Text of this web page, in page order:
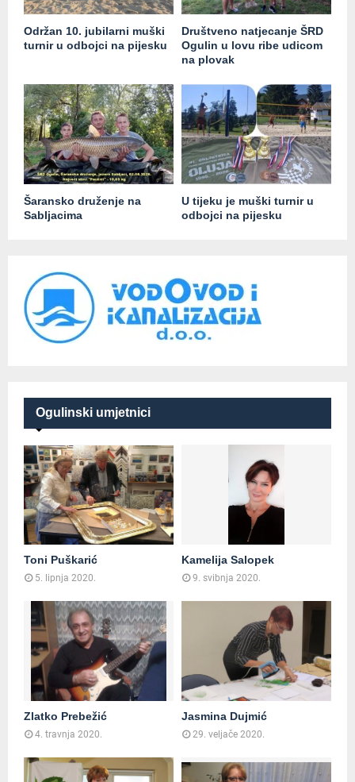
Održan 10. jubilarni muški
turnir u odbojci na pijesku
Društveno natjecanje ŠRD
Ogulin u lovu ribe udicom
na plovak
Šaransko druženje na
Sabljacima
U tijeku je muški turnir u
odbojci na pijesku
Ogulinski umjetnici
Toni Puškarić
5. lipnja 2020.
Kamelija Salopek
9. svibnja 2020.
Zlatko Prebežić
4. travnja 2020.
Jasmina Dujmić
29. veljače 2020.